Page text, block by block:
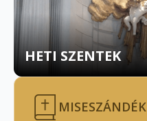
HETI SZENTEK
MISESZÁNDÉK